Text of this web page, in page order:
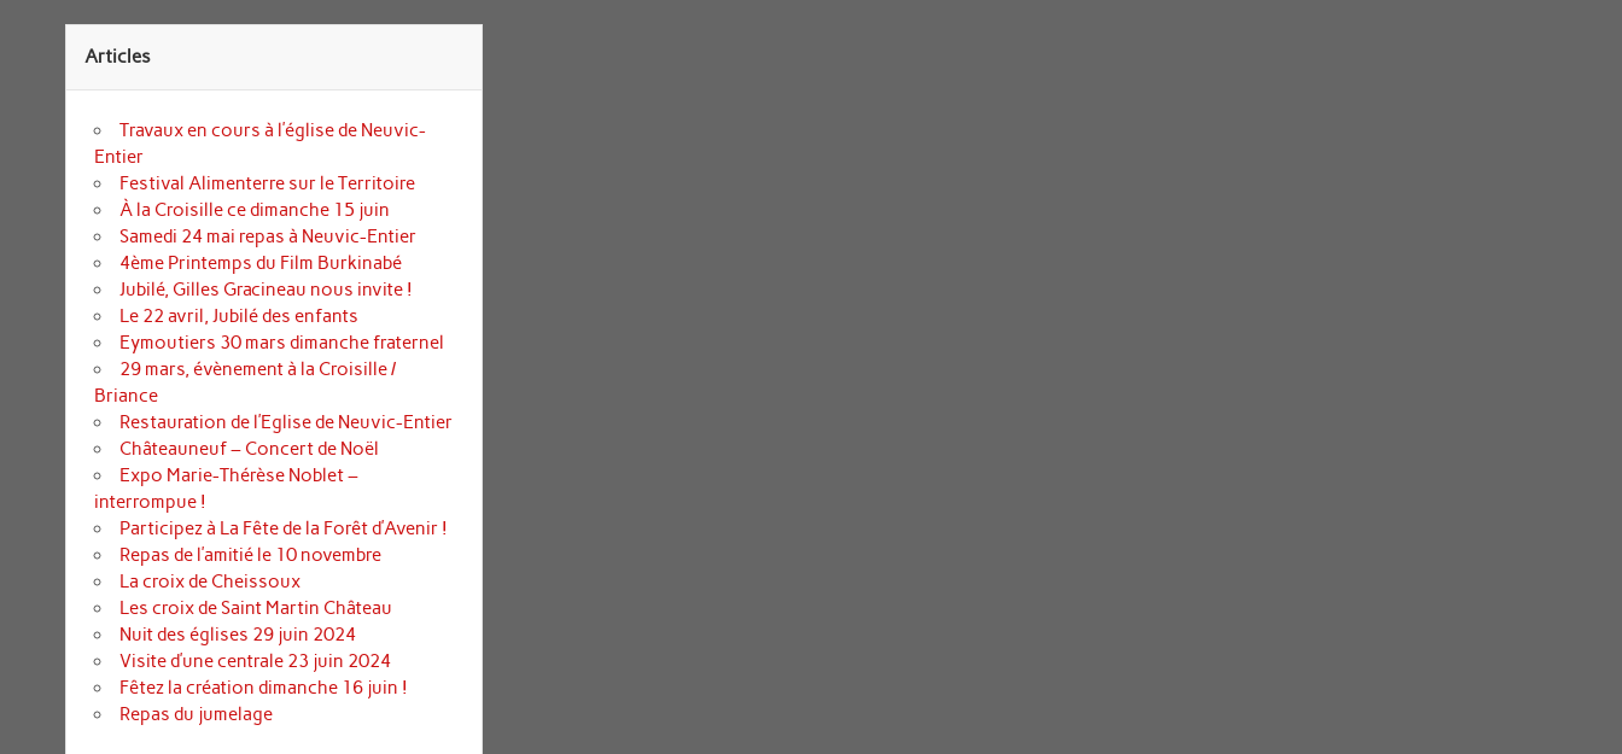
Articles
Travaux en cours à l’église de Neuvic-
Entier
Festival Alimenterre sur le Territoire
À la Croisille ce dimanche 15 juin
Samedi 24 mai repas à Neuvic-Entier
4ème Printemps du Film Burkinabé
Jubilé, Gilles Gracineau nous invite !
Le 22 avril, Jubilé des enfants
Eymoutiers 30 mars dimanche fraternel
29 mars, évènement à la Croisille /
Briance
Restauration de l’Eglise de Neuvic-Entier
Châteauneuf – Concert de Noël
Expo Marie-Thérèse Noblet –
interrompue !
Participez à La Fête de la Forêt d’Avenir !
Repas de l’amitié le 10 novembre
La croix de Cheissoux
Les croix de Saint Martin Château
Nuit des églises 29 juin 2024
Visite d’une centrale 23 juin 2024
Fêtez la création dimanche 16 juin !
Repas du jumelage